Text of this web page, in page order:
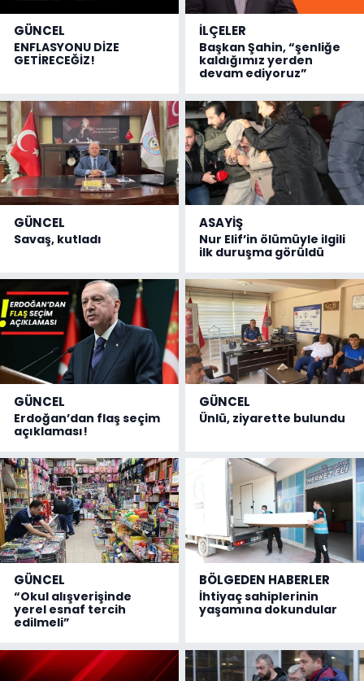
GÜNCEL
ENFLASYONU DİZE
GETİRECEĞİZ!
İLÇELER
Başkan Şahin, “şenliğe
kaldığımız yerden
devam ediyoruz”
GÜNCEL
Savaş, kutladı
ASAYİŞ
Nur Elif’in ölümüyle ilgili
ilk duruşma görüldü
GÜNCEL
Erdoğan’dan flaş seçim
açıklaması!
GÜNCEL
Ünlü, ziyarette bulundu
GÜNCEL
“Okul alışverişinde
yerel esnaf tercih
edilmeli”
BÖLGEDEN HABERLER
İhtiyaç sahiplerinin
yaşamına dokundular